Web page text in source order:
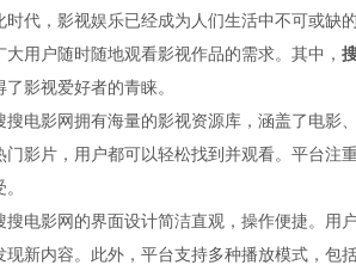
时代，影视娱乐已经成为人们生活中不可或缺
大用户随时随地观看影视作品的需求。其中，
了影视爱好者的青睐。
搜电影网拥有海量的影视资源库，涵盖了电影
门影片，用户都可以轻松找到并观看。平台
搜电影网的界面设计简洁直观，操作便捷。用
现新内容。此外，平台支持多种播放模式，包